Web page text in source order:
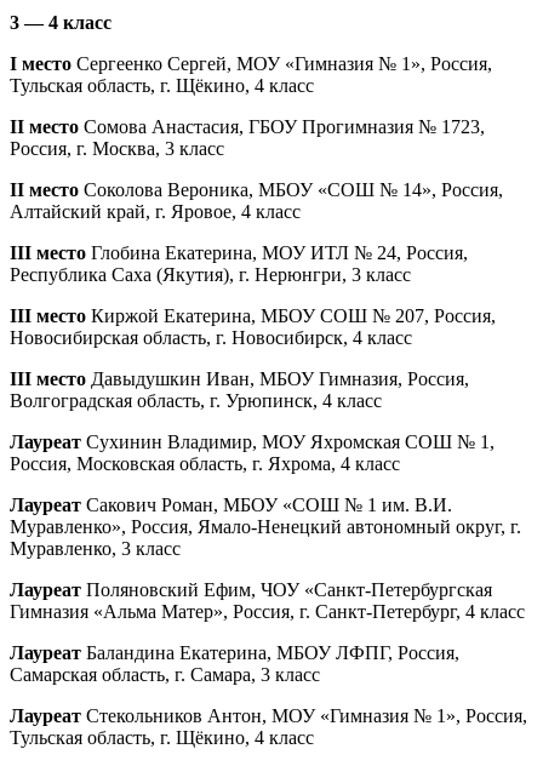
3 — 4 класс
I место Сергеенко Сергей, МОУ «Гимназия № 1», Россия,
Тульская область, г. Щёкино, 4 класс
II место Сомова Анастасия, ГБОУ Прогимназия № 1723,
Россия, г. Москва, 3 класс
II место Соколова Вероника, МБОУ «СОШ № 14», Россия,
Алтайский край, г. Яровое, 4 класс
III место Глобина Екатерина, МОУ ИТЛ № 24, Россия,
Республика Саха (Якутия), г. Нерюнгри, 3 класс
III место Киржой Екатерина, МБОУ СОШ № 207, Россия,
Новосибирская область, г. Новосибирск, 4 класс
III место Давыдушкин Иван, МБОУ Гимназия, Россия,
Волгоградская область, г. Урюпинск, 4 класс
Лауреат Сухинин Владимир, МОУ Яхромская СОШ № 1,
Россия, Московская область, г. Яхрома, 4 класс
Лауреат Сакович Роман, МБОУ «СОШ № 1 им. В.И.
Муравленко», Россия, Ямало-Ненецкий автономный округ, г.
Муравленко, 3 класс
Лауреат Поляновский Ефим, ЧОУ «Санкт-Петербургская
Гимназия «Альма Матер», Россия, г. Санкт-Петербург, 4 класс
Лауреат Баландина Екатерина, МБОУ ЛФПГ, Россия,
Самарская область, г. Самара, 3 класс
Лауреат Стекольников Антон, МОУ «Гимназия № 1», Россия,
Тульская область, г. Щёкино, 4 класс